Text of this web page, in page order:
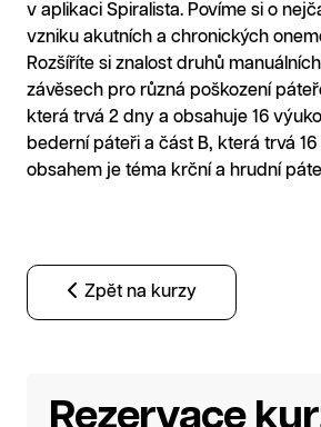
v aplikaci Spiralista. Povíme si o
vzniku akutních a chronických
Rozšíříte si znalost druhů
závěsech pro různá poškození
která trvá 2 dny a obsahuje 16
bederní páteři a část B, která trvá
obsahem je téma krční a hrudní
Zpět na kurzy
Rezervace